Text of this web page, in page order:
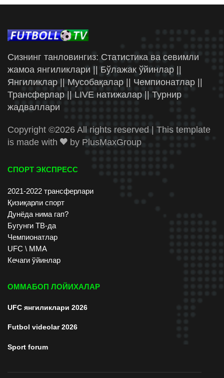
Сизнинг танловингиз: Статистика ва севимли
жамоа янгиликлари || Бўлажак ўйинлар ||
Янгиликлар || Мусобақалар || Чемпионатлар ||
Трансферлар || LIVE натижалар || Турнир
жадваллари
Copyright ©2026 All rights reserved | This template
is made with
by PlusMaxGroup
СПОРТ ЭКСПРЕСС
2021-2022 трансферлари
Қизиқарли спорт
Дунёда нима гап?
Бугунги ТВ-да
Чемпионатлар
UFC \ ММА
Кечаги ўйинлар
ОММАБОП ЛОЙИХАЛАР
UFC янгиликлари 2026
Futbol videolar 2026
Sport forum